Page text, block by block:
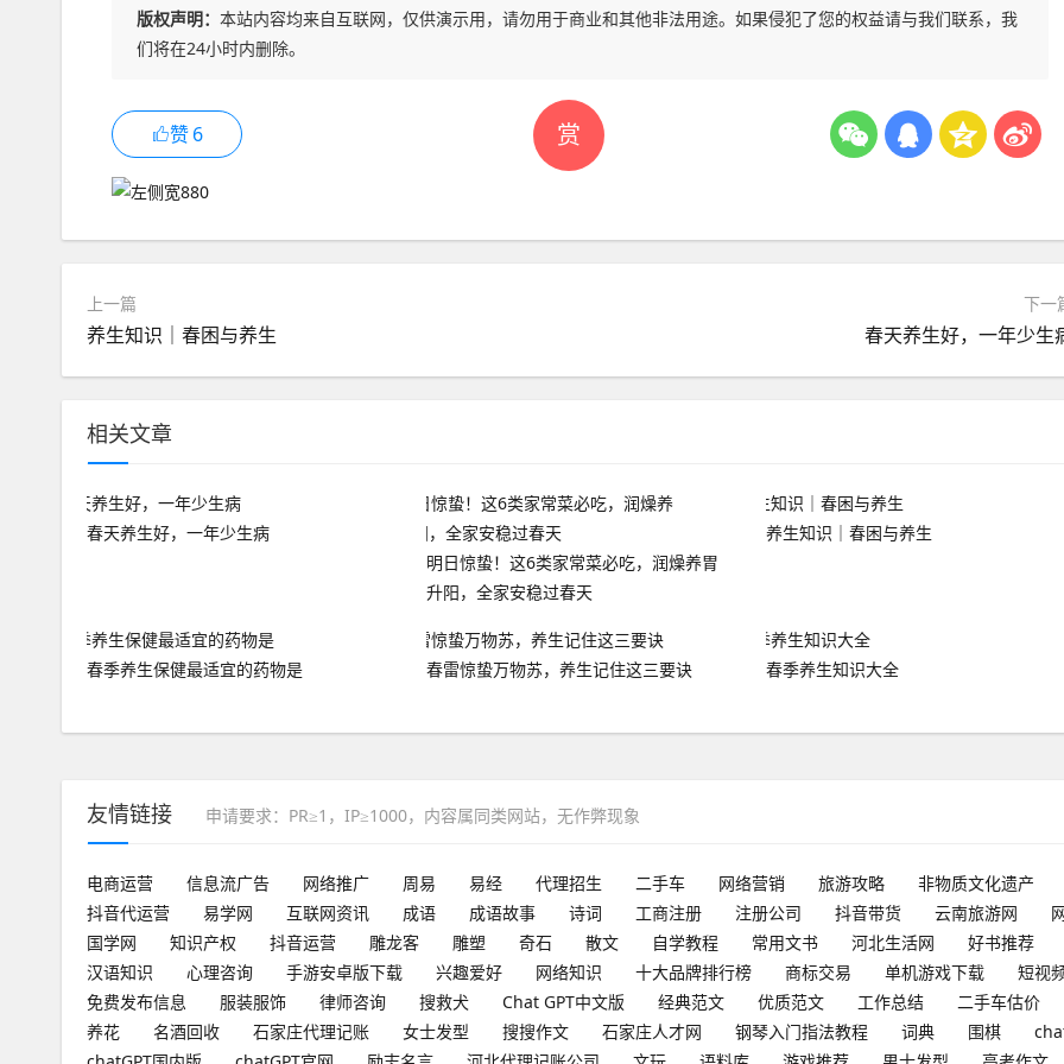
赏
版权声明： 本站内容均来自互联网，仅供演示用，请勿用于商业和其他非法用途。如果侵犯了您的权益请与我们联系，我
们将在24小时内删除。
赞6
上一篇
养生知识｜春困与养生
下一
春天养生好，一年少生
相关文章
春天养生好，一年少生病
明日惊蛰！这6类家常菜必吃，润燥养胃
升阳，全家安稳过春天
养生知识｜春困与养生
春季养生保健最适宜的药物是 春雷惊蛰万物苏，养生记住这三要诀 春季养生知识大全
友情链接 申请要求：PR≥1，IP≥1000，内容属同类网站，无作弊现象
电商运营 信息流广告 网络推广 周易 易经 代理招生 二手车 网络营销 旅游攻略
非物质文化遗产
抖音代运营
易学网 互联网资讯 成语 成语故事 诗词 工商注册 注册公司 抖音带货 云南旅游网
国学网
知识产权 抖音运营 雕龙客 雕塑 奇石 散文 自学教程 常用文书 河北生活网
好书推荐
汉语知识
心理咨询 手游安卓版下载 兴趣爱好 网络知识 十大品牌排行榜 商标交易 单机游戏下载
短视
免费发布信息
服装服饰 律师咨询 搜救犬 Chat GPT中文版 经典范文 优质范文 工作总结
二手车估价
养花
名酒回收 石家庄代理记账 女士发型 搜搜作文 石家庄人才网 钢琴入门指法教程 词典 围棋